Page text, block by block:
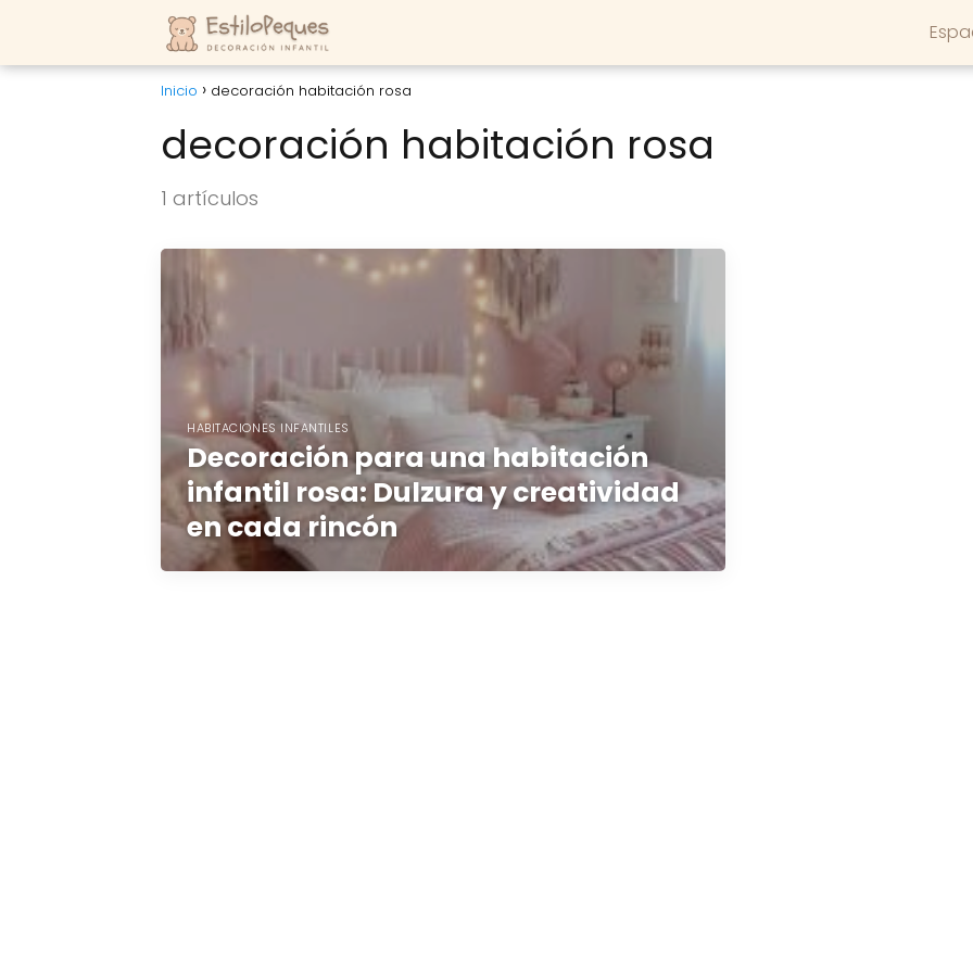
Inicio decoración habitación rosa
decoración habitación rosa
1 artículos
HABITACIONES INFANTILES
Decoración para una habitación
infantil rosa: Dulzura y creatividad
en cada rincón